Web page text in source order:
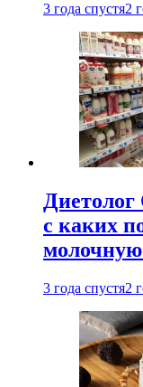
3 года спустя2
Диетолог
с каких
3 года спустя2